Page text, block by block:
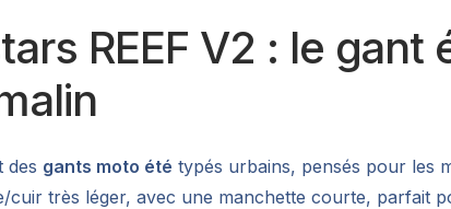
REEF V2 : le
des gants moto été typés urbains, pensés pour les
cuir très léger, avec une manchette courte, parfait